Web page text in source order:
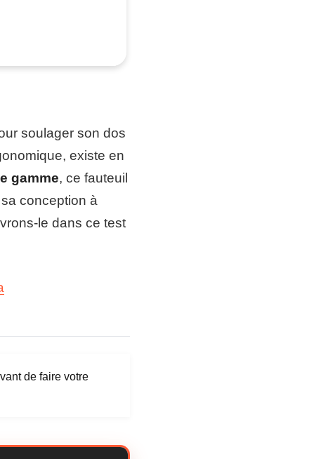
soulager son dos
existe en
gamme, ce fauteuil
conception à
le dans ce test
de faire votre